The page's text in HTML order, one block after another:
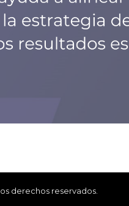
derechos reservados.